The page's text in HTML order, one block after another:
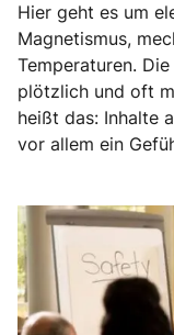
Hier geht es um
Magnetismus,
Temperaturen.
plötzlich und oft
heißt das: Inhalte
vor allem ein